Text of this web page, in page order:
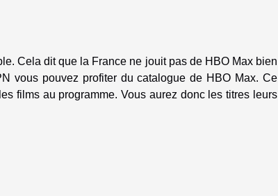
Cela dit que la France ne jouit pas de HBO Max bien
vous pouvez profiter du catalogue de HBO Max. Ce
films au programme. Vous aurez donc les titres leurs